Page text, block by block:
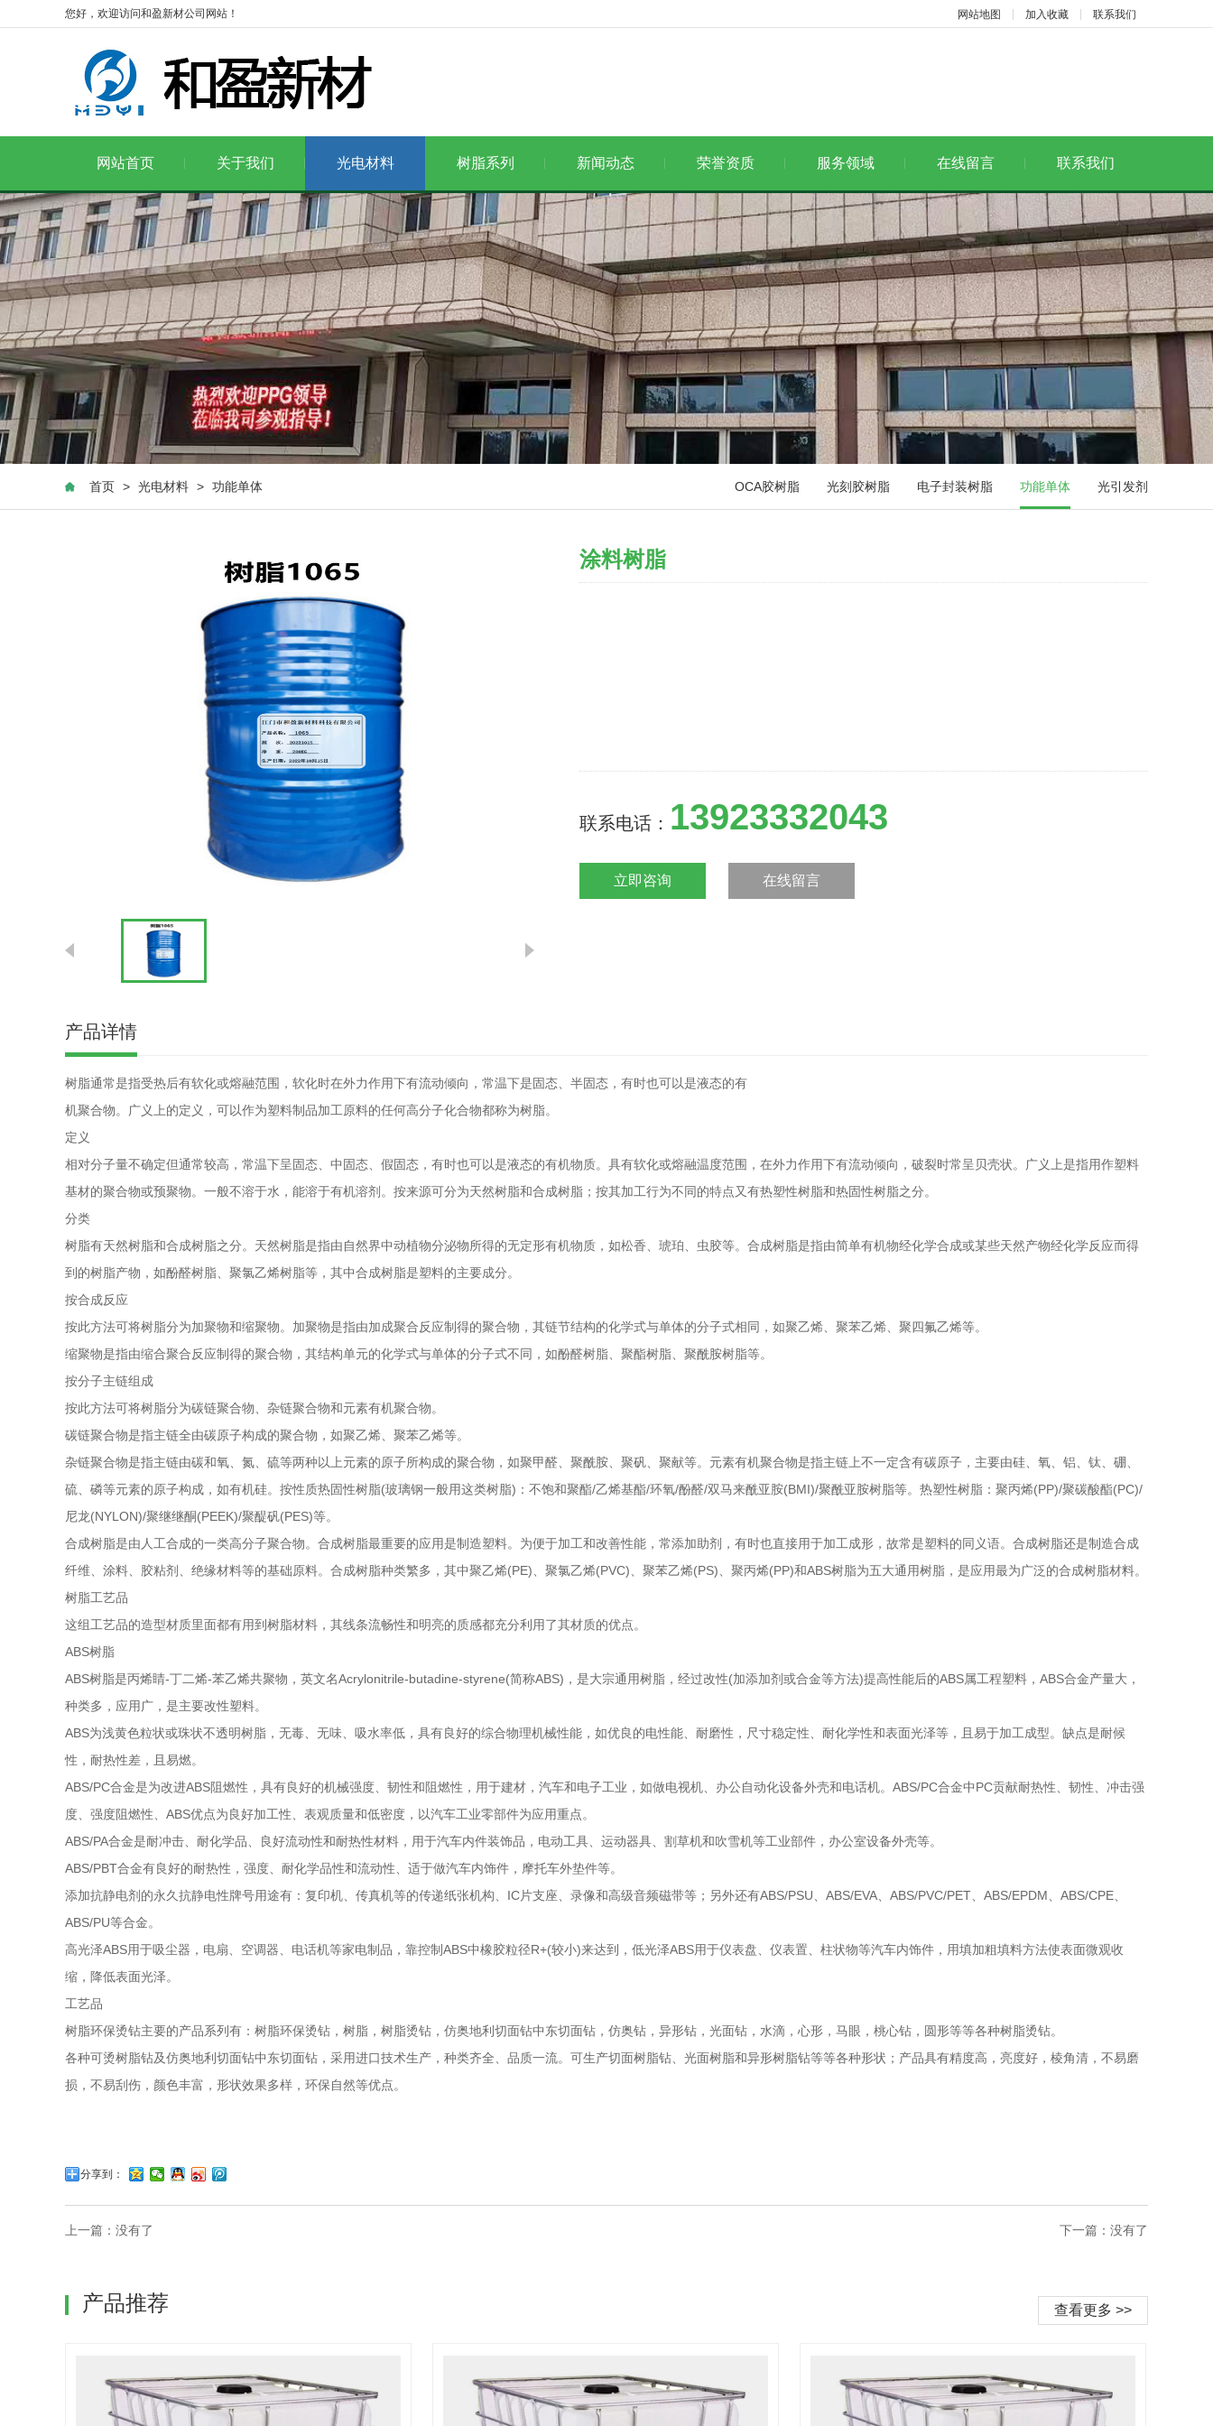
您好，欢迎访问和盈新材公司网站！ 网站地图 加入收藏 联系我们
网站首页 关于我们 光电材料 树脂系列 新闻动态 荣誉资质 服务领域 在线留言 联系我们
首页 > 光电材料 > 功能单体 OCA胶树脂 光刻胶树脂 电子封装树脂 功能单体 光引发剂
涂料树脂
联系电话： 13923332043
立即咨询 在线留言
产品详情
树脂通常是指受热后有软化或熔融范围，软化时在外力作用下有流动倾向，常温下是固态、半固态，有时也可以是液态的有
机聚合物。广义上的定义，可以作为塑料制品加工原料的任何高分子化合物都称为树脂。
定义
相对分子量不确定但通常较高，常温下呈固态、中固态、假固态，有时也可以是液态的有机物质。具有软化或熔融温度范围，在外力作用下有流动倾向，破裂时常呈贝壳状。广义上是指用作塑料
基材的聚合物或预聚物。一般不溶于水，能溶于有机溶剂。按来源可分为天然树脂和合成树脂；按其加工行为不同的特点又有热塑性树脂和热固性树脂之分。
分类
树脂有天然树脂和合成树脂之分。天然树脂是指由自然界中动植物分泌物所得的无定形有机物质，如松香、琥珀、虫胶等。合成树脂是指由简单有机物经化学合成或某些天然产物经化学反应而得
到的树脂产物，如酚醛树脂、聚氯乙烯树脂等，其中合成树脂是塑料的主要成分。
按合成反应
按此方法可将树脂分为加聚物和缩聚物。加聚物是指由加成聚合反应制得的聚合物，其链节结构的化学式与单体的分子式相同，如聚乙烯、聚苯乙烯、聚四氟乙烯等。
缩聚物是指由缩合聚合反应制得的聚合物，其结构单元的化学式与单体的分子式不同，如酚醛树脂、聚酯树脂、聚酰胺树脂等。
按分子主链组成
按此方法可将树脂分为碳链聚合物、杂链聚合物和元素有机聚合物。
碳链聚合物是指主链全由碳原子构成的聚合物，如聚乙烯、聚苯乙烯等。
杂链聚合物是指主链由碳和氧、氮、硫等两种以上元素的原子所构成的聚合物，如聚甲醛、聚酰胺、聚矾、聚献等。元素有机聚合物是指主链上不一定含有碳原子，主要由硅、氧、铝、钛、硼、
硫、磷等元素的原子构成，如有机硅。按性质热固性树脂(玻璃钢一般用这类树脂)：不饱和聚酯/乙烯基酯/环氧/酚醛/双马来酰亚胺(BMI)/聚酰亚胺树脂等。热塑性树脂：聚丙烯(PP)/聚碳酸酯(PC)/
尼龙(NYLON)/聚继继酮(PEEK)/聚醍矾(PES)等。
合成树脂是由人工合成的一类高分子聚合物。合成树脂最重要的应用是制造塑料。为便于加工和改善性能，常添加助剂，有时也直接用于加工成形，故常是塑料的同义语。合成树脂还是制造合成
纤维、涂料、胶粘剂、绝缘材料等的基础原料。合成树脂种类繁多，其中聚乙烯(PE)、聚氯乙烯(PVC)、聚苯乙烯(PS)、聚丙烯(PP)和ABS树脂为五大通用树脂，是应用最为广泛的合成树脂材料。
树脂工艺品
这组工艺品的造型材质里面都有用到树脂材料，其线条流畅性和明亮的质感都充分利用了其材质的优点。
ABS树脂
ABS树脂是丙烯睛-丁二烯-苯乙烯共聚物，英文名Acrylonitrile-butadine-styrene(简称ABS)，是大宗通用树脂，经过改性(加添加剂或合金等方法)提高性能后的ABS属工程塑料，ABS合金产量大，
种类多，应用广，是主要改性塑料。
ABS为浅黄色粒状或珠状不透明树脂，无毒、无味、吸水率低，具有良好的综合物理机械性能，如优良的电性能、耐磨性，尺寸稳定性、耐化学性和表面光泽等，且易于加工成型。缺点是耐候
性，耐热性差，且易燃。
ABS/PC合金是为改进ABS阻燃性，具有良好的机械强度、韧性和阻燃性，用于建材，汽车和电子工业，如做电视机、办公自动化设备外壳和电话机。ABS/PC合金中PC贡献耐热性、韧性、冲击强
度、强度阻燃性、ABS优点为良好加工性、表观质量和低密度，以汽车工业零部件为应用重点。
ABS/PA合金是耐冲击、耐化学品、良好流动性和耐热性材料，用于汽车内件装饰品，电动工具、运动器具、割草机和吹雪机等工业部件，办公室设备外壳等。
ABS/PBT合金有良好的耐热性，强度、耐化学品性和流动性、适于做汽车内饰件，摩托车外垫件等。
添加抗静电剂的永久抗静电性牌号用途有：复印机、传真机等的传递纸张机构、IC片支座、录像和高级音频磁带等；另外还有ABS/PSU、ABS/EVA、ABS/PVC/PET、ABS/EPDM、ABS/CPE、
ABS/PU等合金。
高光泽ABS用于吸尘器，电扇、空调器、电话机等家电制品，靠控制ABS中橡胶粒径R+(较小)来达到，低光泽ABS用于仪表盘、仪表置、柱状物等汽车内饰件，用填加粗填料方法使表面微观收
缩，降低表面光泽。
工艺品
树脂环保烫钻主要的产品系列有：树脂环保烫钻，树脂，树脂烫钻，仿奥地利切面钻中东切面钻，仿奥钻，异形钻，光面钻，水滴，心形，马眼，桃心钻，圆形等等各种树脂烫钻。
各种可烫树脂钻及仿奥地利切面钻中东切面钻，采用进口技术生产，种类齐全、品质一流。可生产切面树脂钻、光面树脂和异形树脂钻等等各种形状；产品具有精度高，亮度好，棱角清，不易磨
损，不易刮伤，颜色丰富，形状效果多样，环保自然等优点。
分享到：
上一篇：没有了 下一篇：没有了
查看更多 >>
产品推荐